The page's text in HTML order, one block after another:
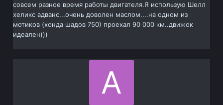
совсем разное время работы двигателя.Я использую Шелл
хеликс адванс...очень доволен маслом....на одном из
мотиков (хонда шадов 750) проехал 90 000 км..движок
идеален)))